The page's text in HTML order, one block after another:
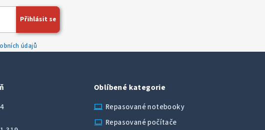
údajů
Přihlásit se
Oblíbené kategorie
laptop_chromebook Repasované notebooky
computer Repasované počítače